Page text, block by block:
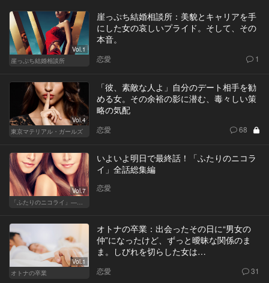
Vol.1
崖っぷち結婚相談所
崖っぷち結婚相談所：美貌とキャリアを手
にした女の哀しいプライド。そして、その
本音。
恋愛 1
Vol.4
東京マテリアル・ガールズ
「彼、素敵な人よ」自分のデート相手を勧
める女。その余裕の影に潜む、毒々しい策
略の気配
恋愛 68
Vol.7
「ふたりのニコライ」―作家・柴崎竜人の恋愛ストーリー
いよいよ明日で最終話！「ふたりのニコラ
イ」全話総集編
恋愛
Vol.1
オトナの卒業
オトナの卒業：出会ったその日に“男女の
仲”になったけど、ずっと曖昧な関係のま
ま。しびれを切らした女は…
恋愛 31